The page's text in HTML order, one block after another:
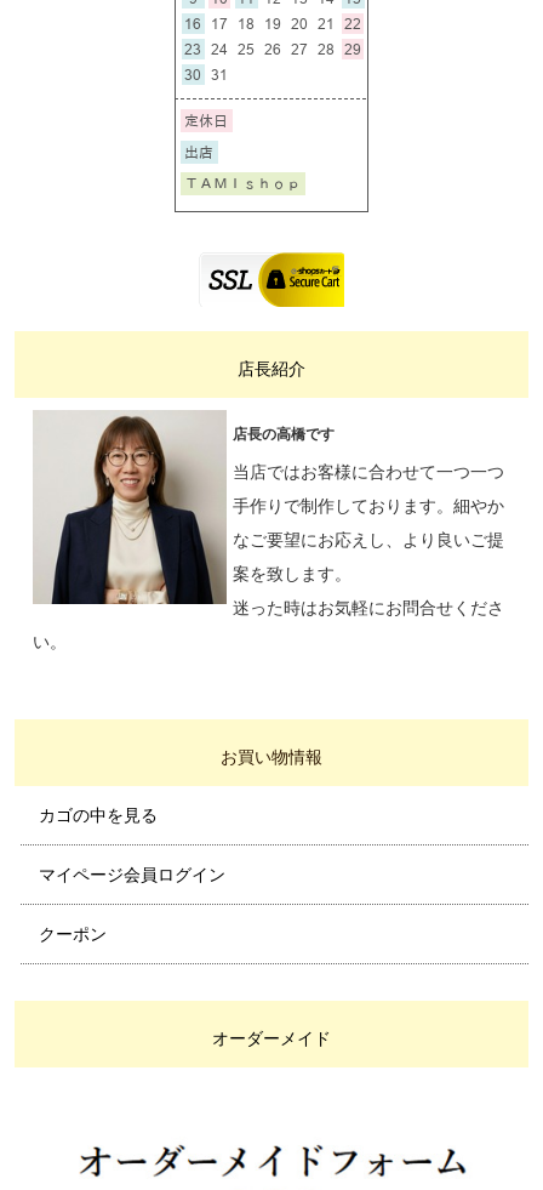
店長紹介
店長の高橋です
当店ではお客様に合わせて一つ一つ
手作りで制作しております。細やか
なご要望にお応えし、より良いご提
案を致します。
迷った時はお気軽にお問合せくださ
い。
お買い物情報
カゴの中を見る
マイページ会員ログイン
クーポン
オーダーメイド